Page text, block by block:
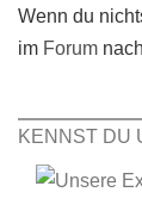
Wenn du
im Forum
KENNST DU